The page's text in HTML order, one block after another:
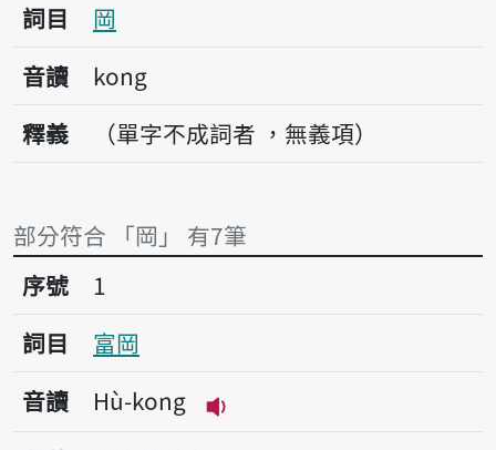
詞目
岡
音讀
kong
釋義
（單字不成詞者 ，無義項）
部分符合 「岡」 有7筆
序號1富岡
序號
1
詞目
富岡
音讀
Hù-kong
播放音讀Hù-kong